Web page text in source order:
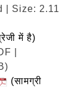
| Size: 2.11
में है)
|
(सामग्री